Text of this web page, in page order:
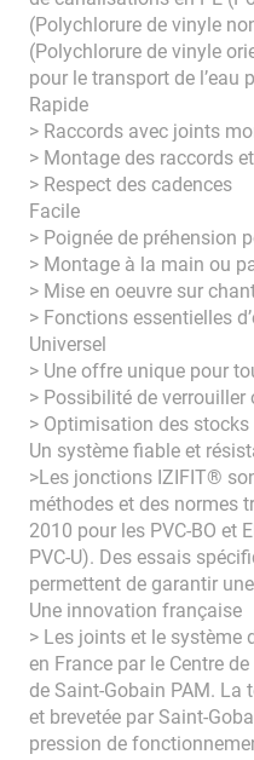
(Polychlorure de vinyle
(Polychlorure de vinyle
pour le transport de l’eau
Rapide
> Raccords avec joints
> Montage des raccords
> Respect des cadences
Facile
> Poignée de préhension
> Montage à la main ou
> Mise en oeuvre sur
> Fonctions essentielles
Universel
> Une offre unique pour
> Possibilité de verrouiller
> Optimisation des stocks
Un système fiable et
>Les jonctions IZIFIT®
méthodes et des normes
2010 pour les PVC-BO et
PVC-U). Des essais
permettent de garantir
Une innovation française
> Les joints et le système
en France par le Centre
de Saint-Gobain PAM. La
et brevetée par Saint-
pression de